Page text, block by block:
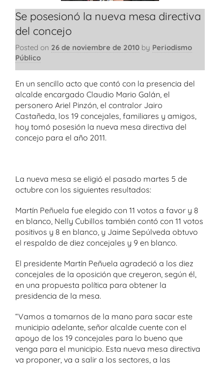
Se posesionó la nueva mesa directiva
del concejo
Posted on 26 de noviembre de 2010 by Periodismo
Público
En un sencillo acto que contó con la presencia del
alcalde encargado Claudio Mario Galán, el
personero Ariel Pinzón, el contralor Jairo
Castañeda, los 19 concejales, familiares y amigos,
hoy tomó posesión la nueva mesa directiva del
concejo para el año 2011.
La nueva mesa se eligió el pasado martes 5 de
octubre con los siguientes resultados:
Martín Peñuela fue elegido con 11 votos a favor y 8
en blanco, Nelly Cubillos también contó con 11 votos
positivos y 8 en blanco, y Jaime Sepúlveda obtuvo
el respaldo de diez concejales y 9 en blanco.
El presidente Martín Peñuela agradeció a los diez
concejales de la oposición que creyeron, según él,
en una propuesta política para obtener la
presidencia de la mesa.
“Vamos a tomarnos de la mano para sacar este
municipio adelante, señor alcalde cuente con el
apoyo de los 19 concejales para lo bueno que
venga para el municipio. Esta nueva mesa directiva
va proponer, va a salir a los sectores, a las